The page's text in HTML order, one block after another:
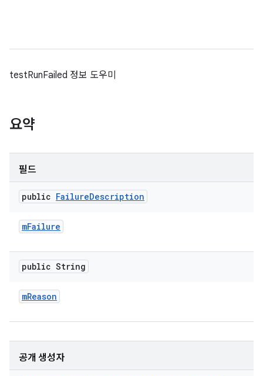
testRunFailed 정보 도우미
요약
필드
public FailureDescription
mFailure
public String
mReason
공개 생성자